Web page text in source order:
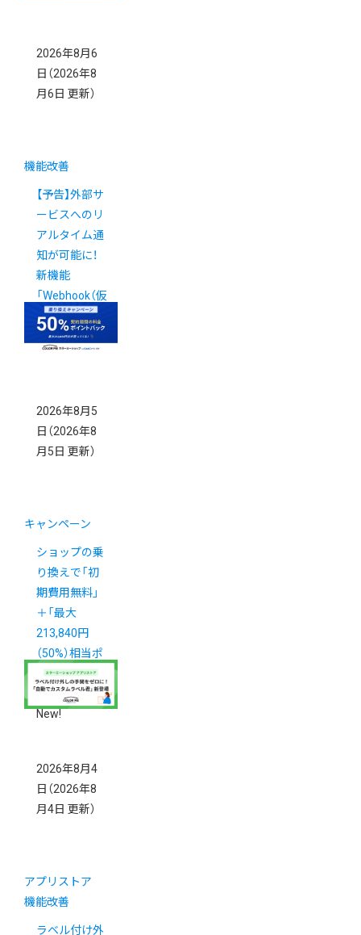
2026年8月6
日 （2026年8
月6日 更新）
機能改善
【予告】外部サ
ービスへのリ
アルタイム通
知が可能に！
新機能
「Webhook（仮
称）」の提供に
ついてNew!
2026年8月5
日 （2026年8
月5日 更新）
キャンペーン
ショップの乗
り換えで「初
期費用無料」
＋「最大
213,840円
（50%）相当ポ
イント還元」
キャンペーン
New!
2026年8月4
日 （2026年8
月4日 更新）
アプリストア
機能改善
ラベル付け外